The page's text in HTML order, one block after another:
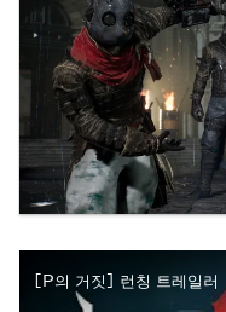
[P의 거짓] 런칭 트레일러